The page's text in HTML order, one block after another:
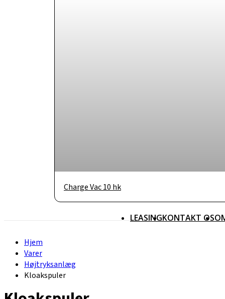
Charge Vac 10 hk
KONTAKT OS
LEASING
Hjem
Varer
Højtryksanlæg
Kloakspuler